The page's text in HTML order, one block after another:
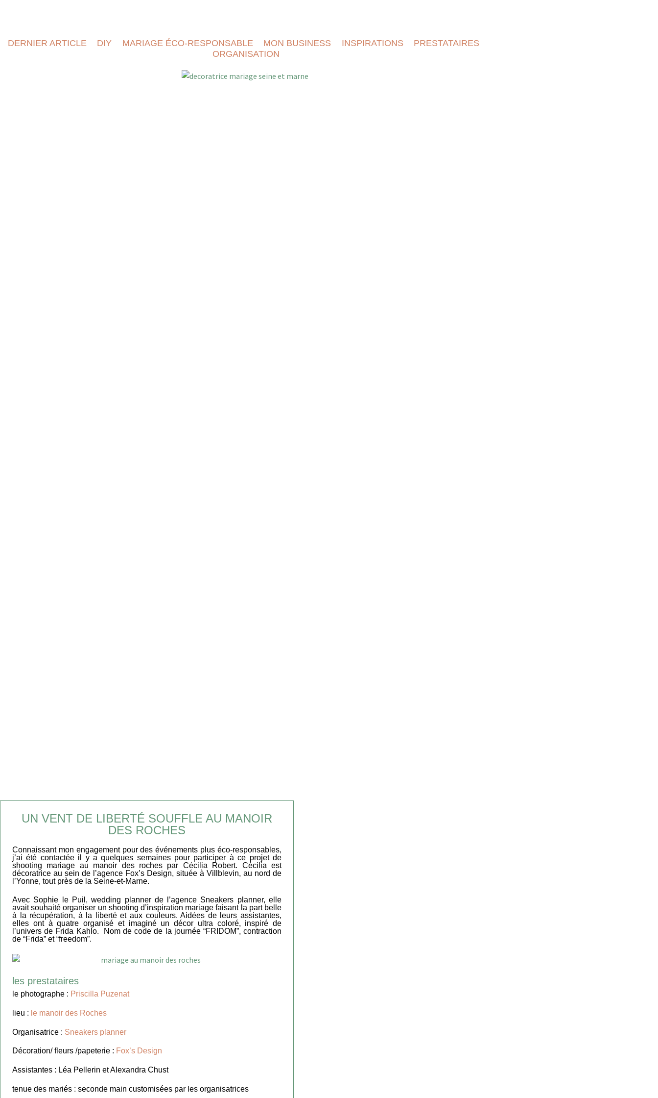
DERNIER ARTICLE DIY MARIAGE ÉCO-RESPONSABLE MON BUSINESS INSPIRATIONS
PRESTATAIRES
ORGANISATION
UN VENT DE LIBERTÉ SOUFFLE AU MANOIR
DES ROCHES
Connaissant mon engagement pour des événements plus éco-responsables,
j’ai été contactée il y a quelques semaines pour participer à ce projet de
shooting mariage au manoir des roches par Cécilia Robert. Cécilia est
décoratrice au sein de l’agence Fox’s Design, située à Villblevin, au nord de
l’Yonne, tout près de la Seine-et-Marne.
Avec Sophie le Puil, wedding planner de l’agence Sneakers planner, elle
avait souhaité organiser un shooting d’inspiration mariage faisant la part belle
à la récupération, à la liberté et aux couleurs. Aidées de leurs assistantes,
elles ont à quatre organisé et imaginé un décor ultra coloré, inspiré de
l’univers de Frida Kahlo. Nom de code de la journée “FRIDOM”, contraction
de “Frida” et “freedom”.
les prestataires
le photographe : Priscilla Puzenat
lieu : le manoir des Roches
Organisatrice : Sneakers planner
Décoration/ fleurs /papeterie : Fox’s Design
Assistantes : Léa Pellerin et Alexandra Chust
tenue des mariés : seconde main customisées par les organisatrices